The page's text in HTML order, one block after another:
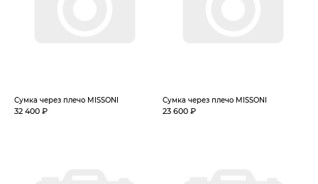
Сумка через плечо MISSONI
32 400 ₽
Сумка через плечо MISSONI
23 600 ₽